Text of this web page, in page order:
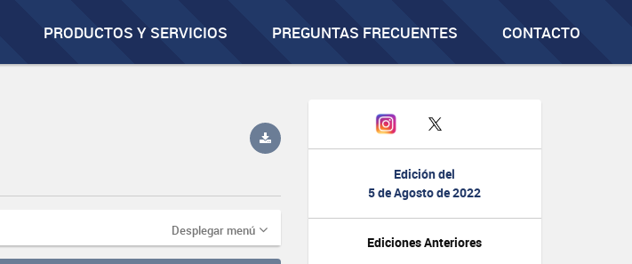
PRODUCTOS Y SERVICIOS PREGUNTAS FRECUENTES CONTACTO
Edición del
5 de Agosto de 2022
Ediciones Anteriores
Desplegar menú